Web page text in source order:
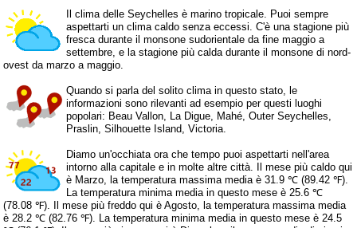
Il clima delle Seychelles è marino tropicale. Puoi sempre
aspettarti un clima caldo senza eccessi. C'è una stagione più
fresca durante il monsone sudorientale da fine maggio a
settembre, e la stagione più calda durante il monsone di nord-
ovest da marzo a maggio.
Quando si parla del solito clima in questo stato, le
informazioni sono rilevanti ad esempio per questi luoghi
popolari: Beau Vallon, La Digue, Mahé, Outer Seychelles,
Praslin, Silhouette Island, Victoria.
Diamo un'occhiata ora che tempo puoi aspettarti nell'area
intorno alla capitale e in molte altre città. Il mese più caldo qui
è Marzo, la temperatura massima media è 31.9 ℃ (89.42 ℉).
La temperatura minima media in questo mese è 25.6 ℃
(78.08 ℉). Il mese più freddo qui è Agosto, la temperatura massima media
è 28.2 ℃ (82.76 ℉). La temperatura minima media in questo mese è 24.5